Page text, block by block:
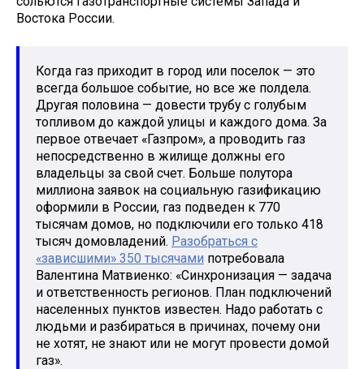
Востока России.
Когда газ приходит в город или поселок — это
всегда большое событие, но все же полдела.
Другая половина — довести трубу с голубым
топливом до каждой улицы и каждого дома. За
первое отвечает «Газпром», а проводить газ
непосредственно в жилище должны его
владельцы за свой счет. Больше полутора
миллиона заявок на социальную газификацию
оформили в России, газ подведен к 770
тысячам домов, но подключили его только 418
тысяч домовладений. Разобраться с
«зависшими» 350 тысячами потребовала
Валентина Матвиенко: «Синхронизация — задача
и ответственность регионов. План подключений
населенных пунктов известен. Надо работать с
людьми и разбираться в причинах, почему они
не хотят, не знают или не могут провести домой
газ».